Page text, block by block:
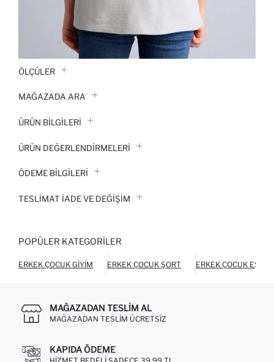
ÖLÇÜLER
MAĞAZADA ARA
ÜRÜN BILGILERI
ÜRÜN DEĞERLENDİRMELERİ
ÖDEME BİLGİLERİ
TESLIMAT İADE VE DEĞIŞIM
POPÜLER KATEGORILER
ERKEK ÇOCUK GIYIM ERKEK ÇOCUK ŞORT ERKEK ÇOCUK
MAĞAZADAN TESLIM AL
MAĞAZADAN TESLIM ÜCRETSIZ
KAPIDA ÖDEME